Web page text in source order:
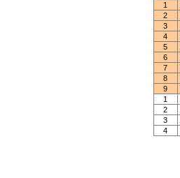
1
2
3
4
5
6
7
8
9
1
2
3
4